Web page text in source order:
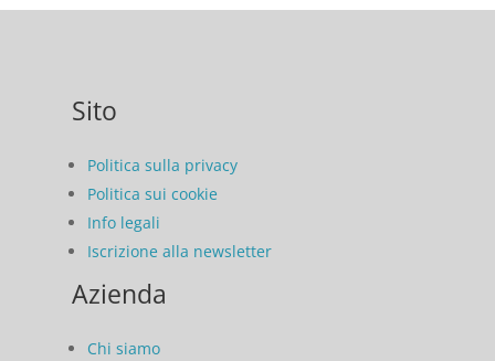
Sito
Politica sulla privacy
Politica sui cookie
Info legali
Iscrizione alla newsletter
Azienda
Chi siamo